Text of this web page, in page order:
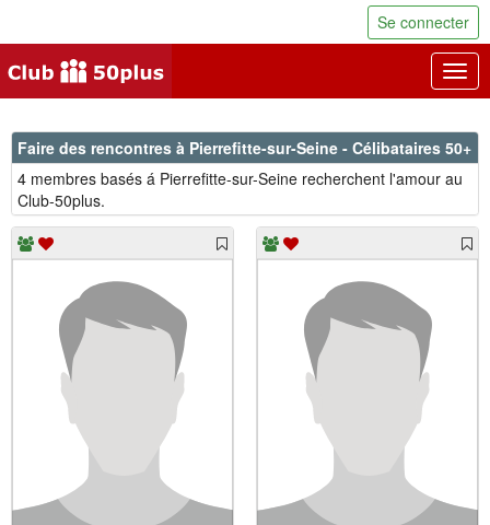
Se connecter
Faire des rencontres à Pierrefitte-sur-Seine - Célibataires 50+
4 membres basés á Pierrefitte-sur-Seine recherchent l'amour au
Club-50plus.